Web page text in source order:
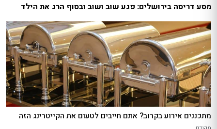
מסע דריסה בירושלים: פגע שוב ושוב ובסוף הרג את הילד
מתכננים אירוע בקרוב? אתם חייבים לטעום את הקייטרינג הזה